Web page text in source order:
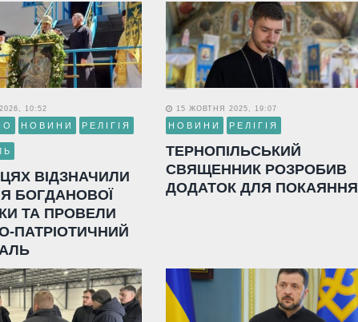
10:52
НОВИНИ РЕЛІГІЯ
ВІДЗНАЧИЛИ
БОГДАНОВОЇ
ТА ПРОВЕЛИ
ПАТРІОТИЧНИЙ
15 ЖОВТНЯ 2025, 19:07
НОВИНИ РЕЛІГІЯ
ТЕРНОПІЛЬСЬКИЙ
СВЯЩЕННИК РОЗРОБИВ
ДОДАТОК ДЛЯ ПОКАЯННЯ